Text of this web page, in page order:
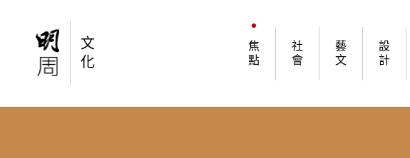
文
化
焦
點
社
會
藝
文
設
計